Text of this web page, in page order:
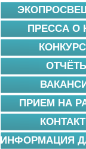
ПРЕССА О
ПРИЕМ НА
ИНФОРМАЦИЯ